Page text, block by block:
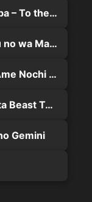
Demon Slayer: Kimetsu No Yaiba – To the Hashira Training (2024)
Dungeon ni Deai wo Motomeru no wa Machigatteiru Darou ka III
Senpai wa Otokonoko Movie: Ame Nochi Hare
Yuusha Party wo Tsuihou sareta Beast Tamer, Saikyoushu no Nekomimi Shoujo to Deau
Gemini